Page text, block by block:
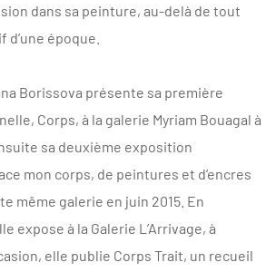
dans sa peinture, au-delà de tout
époque.
Borissova présente sa première
Corps, à la galerie Myriam Bouagal à
sa deuxième exposition
mon corps, de peintures et d’encres
même galerie en juin 2015. En
expose à la Galerie L’Arrivage, à
elle publie Corps Trait, un recueil